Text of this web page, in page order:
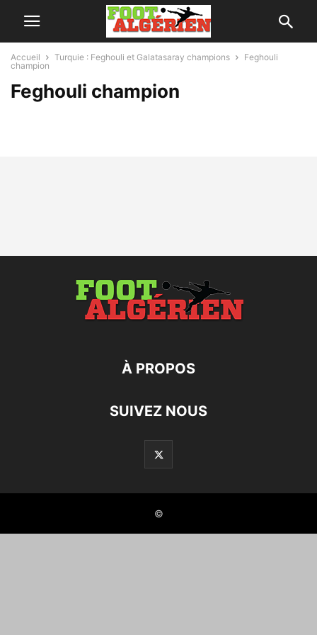
Accueil Turquie : Feghouli et Galatasaray champions
Feghouli
champion
Feghouli champion
À PROPOS
SUIVEZ NOUS
©